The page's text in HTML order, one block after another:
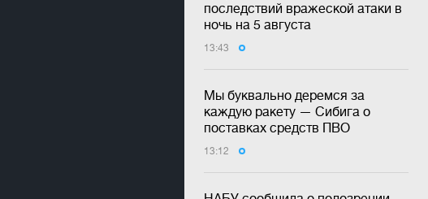
последствий вражеской атаки в
ночь на 5 августа
13:43
Мы буквально деремся за
каждую ракету — Сибига о
поставках средств ПВО
13:12